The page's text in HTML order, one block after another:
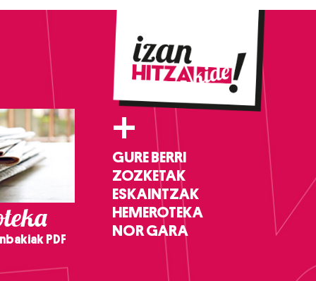
PDF
+
GURE BERRI
ZOZKETAK
ESKAINTZAK
HEMEROTEKA
NOR GARA